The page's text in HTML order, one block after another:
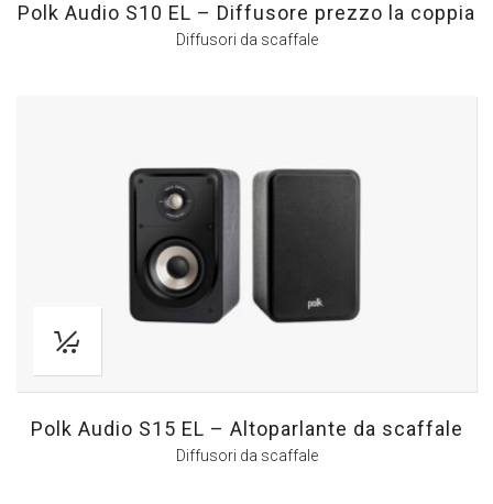
Polk Audio S10 EL – Diffusore prezzo la coppia
Diffusori da scaffale
Polk Audio S15 EL – Altoparlante da scaffale
Diffusori da scaffale